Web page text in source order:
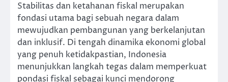
Stabilitas dan ketahanan fiskal merupakan
fondasi utama bagi sebuah negara dalam
mewujudkan pembangunan yang berkelanjutan
dan inklusif. Di tengah dinamika ekonomi global
yang penuh ketidakpastian, Indonesia
menunjukkan langkah tegas dalam memperkuat
pondasi fiskal sebagai kunci mendorong